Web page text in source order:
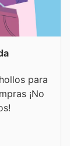
para
¡No